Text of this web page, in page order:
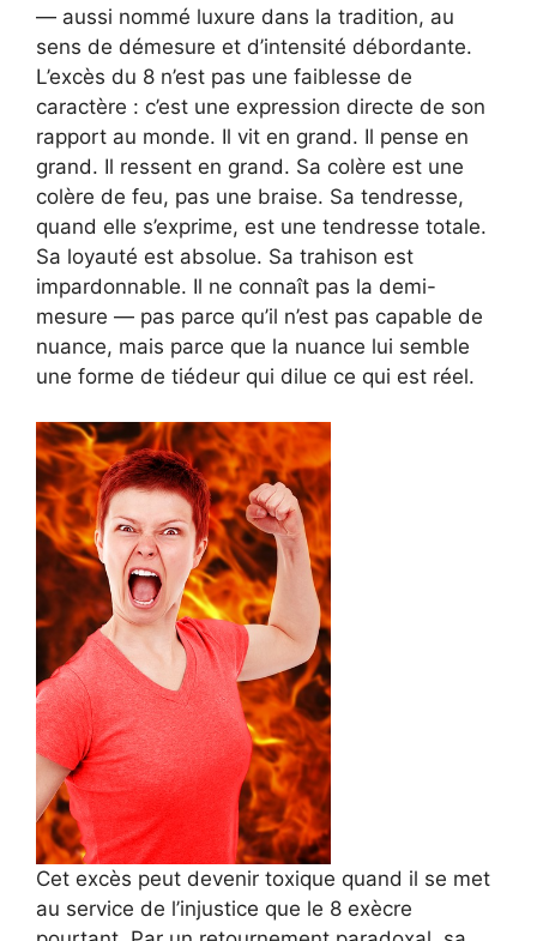
— aussi nommé luxure dans la tradition, au
sens de démesure et d’intensité débordante.
L’excès du 8 n’est pas une faiblesse de
caractère : c’est une expression directe de son
rapport au monde. Il vit en grand. Il pense en
grand. Il ressent en grand. Sa colère est une
colère de feu, pas une braise. Sa tendresse,
quand elle s’exprime, est une tendresse totale.
Sa loyauté est absolue. Sa trahison est
impardonnable. Il ne connaît pas la demi-
mesure — pas parce qu’il n’est pas capable de
nuance, mais parce que la nuance lui semble
une forme de tiédeur qui dilue ce qui est réel.
Cet excès peut devenir toxique quand il se met
au service de l’injustice que le 8 exècre